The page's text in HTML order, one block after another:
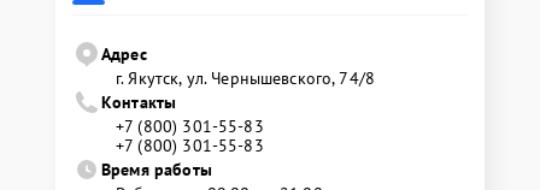
Адрес
г. Якутск, ул. Чернышевского, 74/8
Контакты
+7 (800) 301-55-83
+7 (800) 301-55-83
Время работы